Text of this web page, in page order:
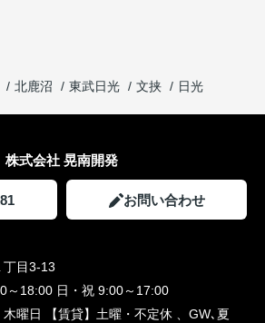
北鹿沼 東武日光 文挟 日光
株式会社 晃南開発
お問い合わせ
丁目3-13
～18:00 日・祝 9:00～17:00
木曜日 【賃貸】土曜・不定休 、GW､夏